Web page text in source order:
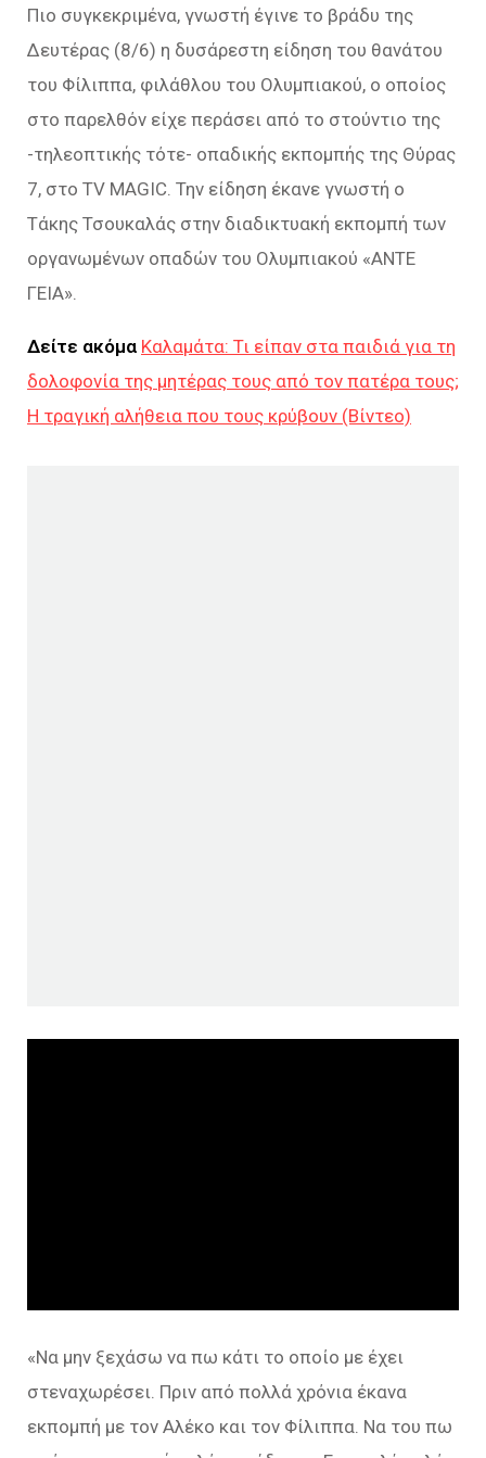
Πιο συγκεκριμένα, γνωστή έγινε το βράδυ της
Δευτέρας (8/6) η δυσάρεστη είδηση του θανάτου
του Φίλιππα, φιλάθλου του Ολυμπιακού, ο οποίος
στο παρελθόν είχε περάσει από το στούντιο της
-τηλεοπτικής τότε- οπαδικής εκπομπής της Θύρας
7, στο TV MAGIC. Την είδηση έκανε γνωστή ο
Τάκης Τσουκαλάς στην διαδικτυακή εκπομπή των
οργανωμένων οπαδών του Ολυμπιακού «ΑΝΤΕ
ΓΕΙΑ».
Δείτε ακόμα Καλαμάτα: Τι είπαν στα παιδιά για τη
δολοφονία της μητέρας τους από τον πατέρα τους;
Η τραγική αλήθεια που τους κρύβουν (Βίντεο)
«Να μην ξεχάσω να πω κάτι το οποίο με έχει
στεναχωρέσει. Πριν από πολλά χρόνια έκανα
εκπομπή με τον Αλέκο και τον Φίλιππα. Να του πω